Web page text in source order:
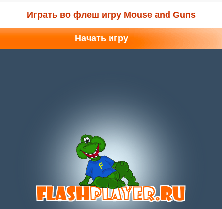
Играть во флеш игру Mouse and Guns
Начать игру